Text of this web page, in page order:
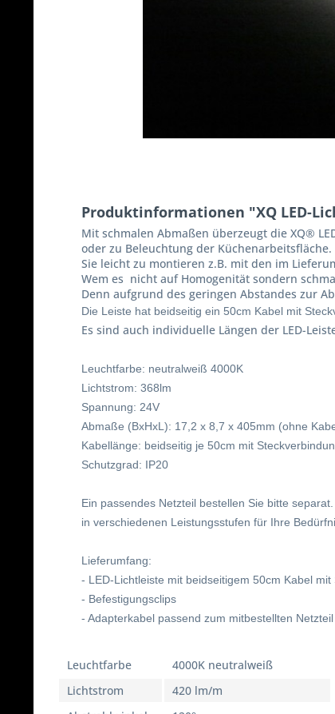
Produktinformationen "XQ LED-
Mit schmalen Abmaßen überzeugt die XQ®
oder zu Beleuchtung der Küchenarbeitsfläche.
Sie leicht zu montieren z.B. mit den im
Wem es nicht auf Homogenität sondern
Denn aufgrund des geringen Abstandes zur
Die Leiste hat beidseitig ein 50cm Kabel mit
Es sind auch individuelle Längen der LED-
Leuchtfarbe: neutralweiß 4000K
Lichtstrom: 368lm
Spannung: 24V
Abmaße (BxHxL): 17,2 x 8,7 x 405mm (ohne
Kabellänge: beidseitig je 50cm mit
Schutzgrad: IP20
Ein passendes Netzteil bestellen Sie bitte
in verschiedenen Leistungsstufen für Ihre
Lieferumfang:
- LED-Lichtleiste mit beidseitigem 50cm Kabel mit
- Befestigungsclips
- Adapterkabel passend zum mitbestellten Netzteil
Leuchtfarbe
4000K neutralweiß
Lichtstrom
420 lm/m